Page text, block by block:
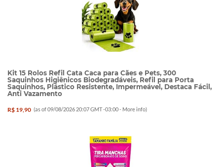
Kit 15 Rolos Refil Cata Caca para Cães e Pets, 300
Saquinhos Higiênicos Biodegradáveis, Refil para Porta
Saquinhos, Plástico Resistente, Impermeável, Destaca Fácil,
Anti Vazamento
R$ 19,90 (as of 09/08/2026 20:07 GMT -03:00 - More info)